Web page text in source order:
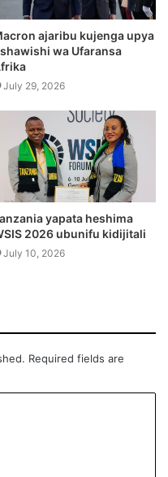
ajaribu kujenga upya
wa Ufaransa
July 29, 2026
yapata heshima
2026 ubunifu kidijitali
July 10, 2026
Required fields are